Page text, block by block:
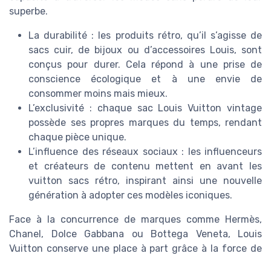
superbe.
La durabilité : les produits rétro, qu’il s’agisse de
sacs cuir, de bijoux ou d’accessoires Louis, sont
conçus pour durer. Cela répond à une prise de
conscience écologique et à une envie de
consommer moins mais mieux.
L’exclusivité : chaque sac Louis Vuitton vintage
possède ses propres marques du temps, rendant
chaque pièce unique.
L’influence des réseaux sociaux : les influenceurs
et créateurs de contenu mettent en avant les
vuitton sacs rétro, inspirant ainsi une nouvelle
génération à adopter ces modèles iconiques.
Face à la concurrence de marques comme Hermès,
Chanel, Dolce Gabbana ou Bottega Veneta, Louis
Vuitton conserve une place à part grâce à la force de